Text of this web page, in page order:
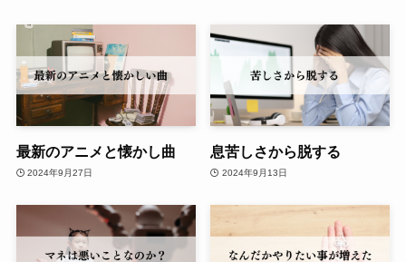
最新のアニメと懐かし曲
2024年9月27日
息苦しさから脱する
2024年9月13日